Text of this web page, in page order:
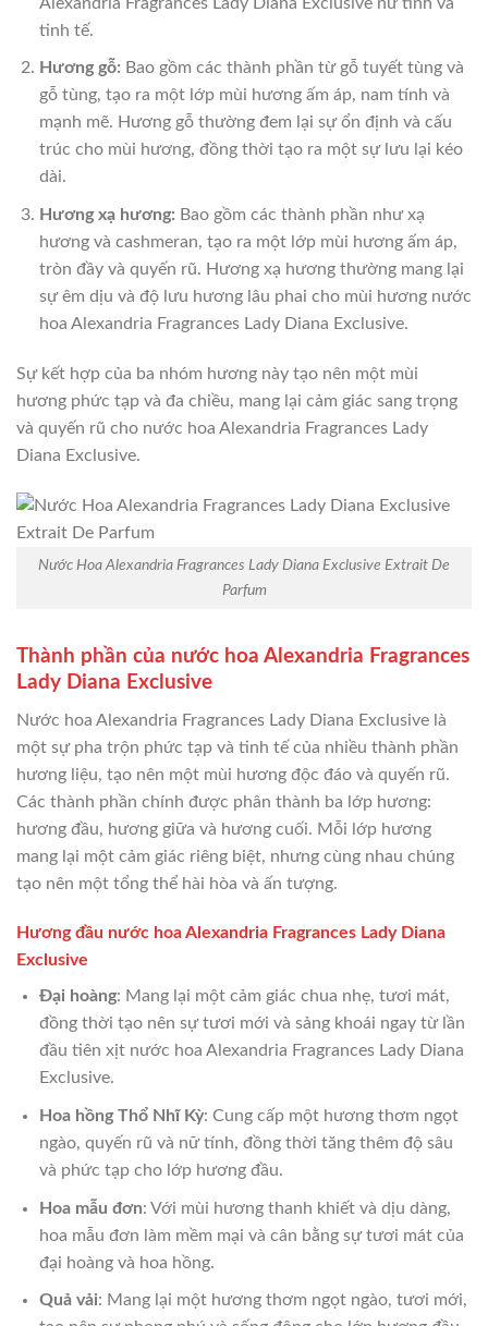
tinh tế.
Hương gỗ: Bao gồm các thành phần từ gỗ tuyết tùng và
gỗ tùng, tạo ra một lớp mùi hương ấm áp, nam tính và
mạnh mẽ. Hương gỗ thường đem lại sự ổn định và cấu
trúc cho mùi hương, đồng thời tạo ra một sự lưu lại kéo
dài.
Hương xạ hương: Bao gồm các thành phần như xạ
hương và cashmeran, tạo ra một lớp mùi hương ấm áp,
tròn đầy và quyến rũ. Hương xạ hương thường mang lại
sự êm dịu và độ lưu hương lâu phai cho mùi hương nước
hoa Alexandria Fragrances Lady Diana Exclusive.
Sự kết hợp của ba nhóm hương này tạo nên một mùi
hương phức tạp và đa chiều, mang lại cảm giác sang trọng
và quyến rũ cho nước hoa Alexandria Fragrances Lady
Diana Exclusive.
Nước Hoa Alexandria Fragrances Lady Diana Exclusive Extrait De
Parfum
Thành phần của nước hoa Alexandria Fragrances
Lady Diana Exclusive
Nước hoa Alexandria Fragrances Lady Diana Exclusive là
một sự pha trộn phức tạp và tinh tế của nhiều thành phần
hương liệu, tạo nên một mùi hương độc đáo và quyến rũ.
Các thành phần chính được phân thành ba lớp hương:
hương đầu, hương giữa và hương cuối. Mỗi lớp hương
mang lại một cảm giác riêng biệt, nhưng cùng nhau chúng
tạo nên một tổng thể hài hòa và ấn tượng.
Hương đầu nước hoa Alexandria Fragrances Lady Diana
Exclusive
Đại hoàng: Mang lại một cảm giác chua nhẹ, tươi mát,
đồng thời tạo nên sự tươi mới và sảng khoái ngay từ lần
đầu tiên xịt nước hoa Alexandria Fragrances Lady Diana
Exclusive.
Hoa hồng Thổ Nhĩ Kỳ: Cung cấp một hương thơm ngọt
ngào, quyến rũ và nữ tính, đồng thời tăng thêm độ sâu
và phức tạp cho lớp hương đầu.
Hoa mẫu đơn: Với mùi hương thanh khiết và dịu dàng,
hoa mẫu đơn làm mềm mại và cân bằng sự tươi mát của
đại hoàng và hoa hồng.
Quả vải: Mang lại một hương thơm ngọt ngào, tươi mới,